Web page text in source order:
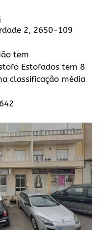
2, 2650-109
tem
Estofados tem 8
classificação média